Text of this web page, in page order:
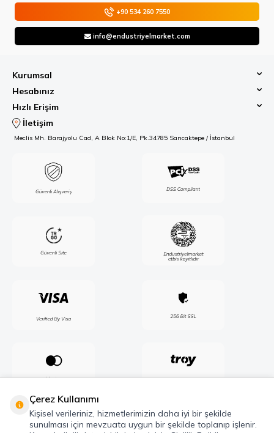
+90 534 260 7550
info@endustriyelmarket.com
Kurumsal
Hesabınız
Hızlı Erişim
İletişim
Meclis Mh. Barajyolu Cad, A Blok No:1/E, Pk.34785 Sancaktepe / İstanbul
Çerez Kullanımı
Kişisel verileriniz, hizmetlerimizin daha iyi bir şekilde
sunulması için mevzuata uygun bir şekilde toplanıp işlenir.